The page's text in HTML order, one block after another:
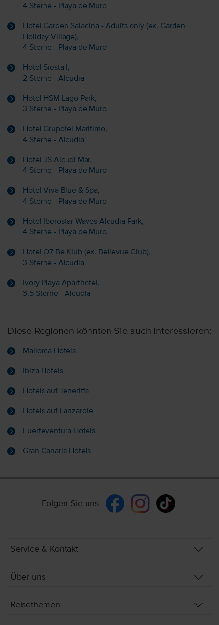
4 Sterne - Playa de Muro
Hotel Garden Saladina - Adults only (ex. Garden
Holiday Village),
4 Sterne - Playa de Muro
Hotel Siesta I,
2 Sterne - Alcudia
Hotel HSM Lago Park,
3 Sterne - Playa de Muro
Hotel Grupotel Maritimo,
4 Sterne - Alcudia
Hotel JS Alcudi Mar,
4 Sterne - Playa de Muro
Hotel Viva Blue & Spa,
4 Sterne - Playa de Muro
Hotel Iberostar Waves Alcudia Park,
4 Sterne - Playa de Muro
Hotel O7 Be Klub (ex. Bellevue Club),
3 Sterne - Alcudia
Ivory Playa Aparthotel,
3.5 Sterne - Alcudia
Diese Regionen könnten Sie auch interessieren:
Mallorca Hotels
Ibiza Hotels
Hotels auf Teneriffa
Hotels auf Lanzarote
Fuerteventura Hotels
Gran Canaria Hotels
Folgen Sie uns
Service & Kontakt
Über uns
Reisethemen